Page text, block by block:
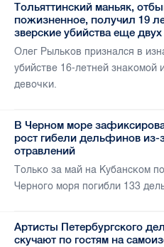
Тольяттинский маньяк,
пожизненное, получил 19
зверские убийства еще
Олег Рыльков признался в
убийстве 16-летней знакомой
девочки.
В Черном море
рост гибели дельфинов из-
отравлений
Только за май на Кубанском
Черного моря погибли 133
Артисты Петербургского
скучают по гостям на